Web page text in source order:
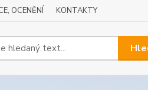
OCENĚNÍ KONTAKTY